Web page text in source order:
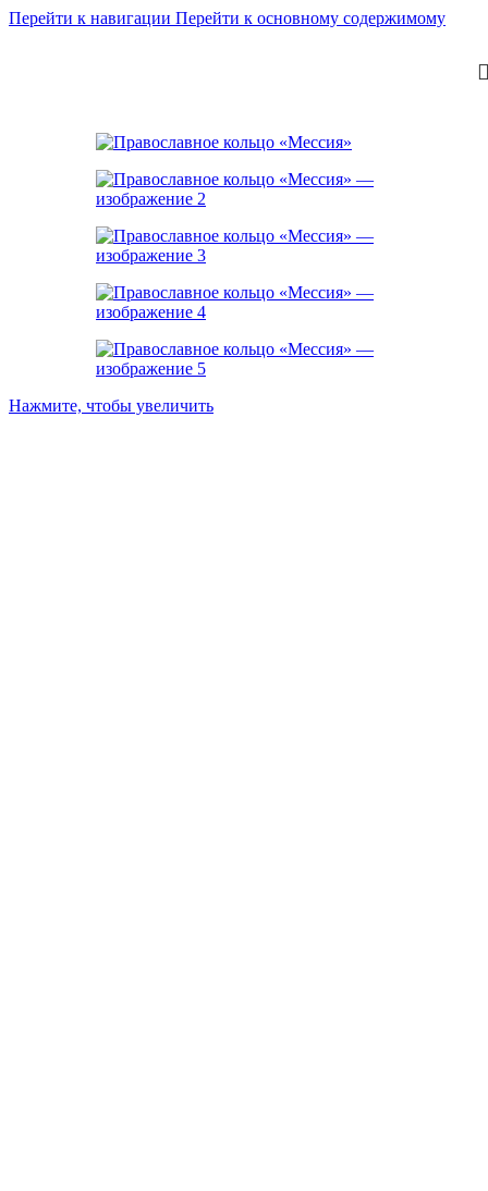
Перейти к навигации Перейти к основному содержимому
Нажмите, чтобы увеличить